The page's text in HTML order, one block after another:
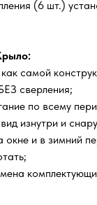
(6 шт.)
самой
сверления;
по всему
изнутри и
и в зимний